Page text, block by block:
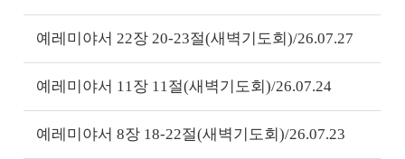
예레미야서 22장 20-23절(새벽기도회)/26.07.27
예레미야서 11장 11절(새벽기도회)/26.07.24
예레미야서 8장 18-22절(새벽기도회)/26.07.23